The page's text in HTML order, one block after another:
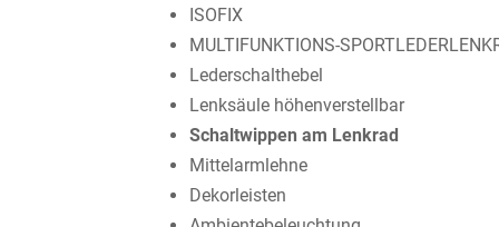
ISOFIX
MULTIFUNKTIONS-
Lederschalthebel
Lenksäule höhenverstellbar
Schaltwippen am Lenkrad
Mittelarmlehne
Dekorleisten